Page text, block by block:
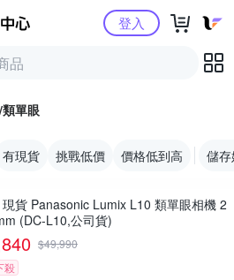
Yahoo購物中心登入
單眼
有現貨 挑戰低價 價格低到高 儲
現貨 Panasonic Lumix L10 類單眼相機 2
(DC-L10,公司貨)
$49,990
殺